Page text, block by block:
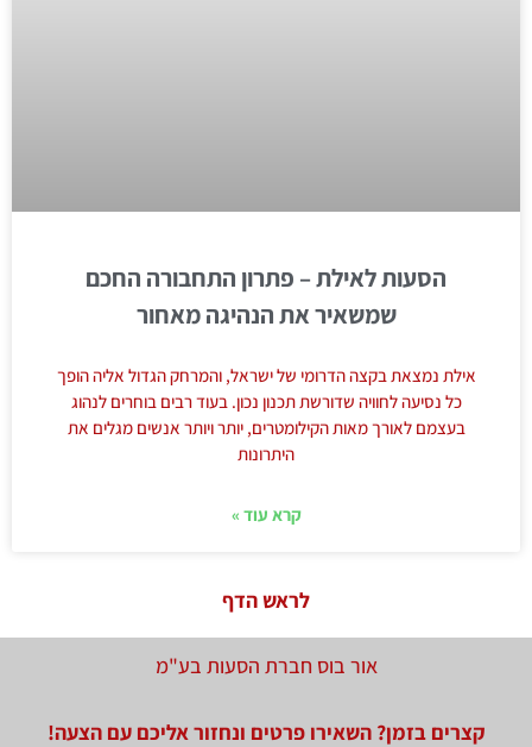
הסעות לאילת – פתרון התחבורה החכם
שמשאיר את הנהיגה מאחור
אילת נמצאת בקצה הדרומי של ישראל, והמרחק הגדול אליה הופך
כל נסיעה לחוויה שדורשת תכנון נכון. בעוד רבים בוחרים לנהוג
בעצמם לאורך מאות הקילומטרים, יותר ויותר אנשים מגלים את
היתרונות
קרא עוד »
לראש הדף
אור בוס חברת הסעות בע"מ
קצרים בזמן? השאירו פרטים ונחזור אליכם עם הצעה!